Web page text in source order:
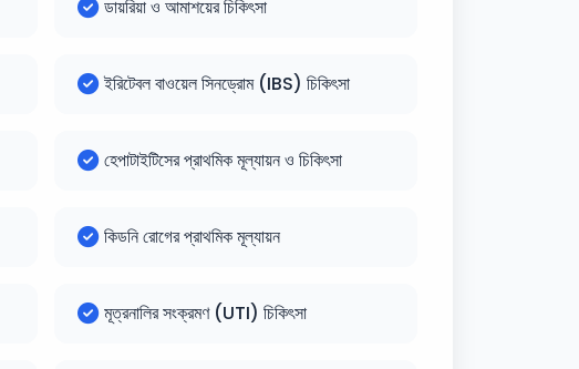
ডায়রিয়া ও আমাশয়ের চিকিৎসা
ইরিটেবল বাওয়েল সিনড্রোম (IBS) চিকিৎসা
হেপাটাইটিসের প্রাথমিক মূল্যায়ন ও চিকিৎসা
কিডনি রোগের প্রাথমিক মূল্যায়ন
মূত্রনালির সংক্রমণ (UTI) চিকিৎসা